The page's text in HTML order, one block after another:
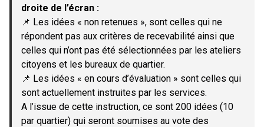
droite de l’écran :
📌 Les idées « non retenues », sont celles qui ne
répondent pas aux critères de recevabilité ainsi que
celles qui n’ont pas été sélectionnées par les ateliers
citoyens et les bureaux de quartier.
📌 Les idées « en cours d’évaluation » sont celles qui
sont actuellement instruites par les services.
A l’issue de cette instruction, ce sont 200 idées (10
par quartier) qui seront soumises au vote des